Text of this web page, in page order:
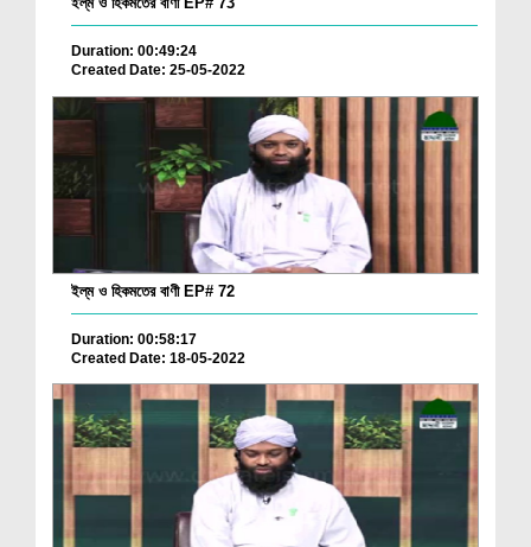
Duration: 00:49:24
Created Date: 25-05-2022
ইল্‌ম ও হিকমতের বাণী EP# 72
Duration: 00:58:17
Created Date: 18-05-2022